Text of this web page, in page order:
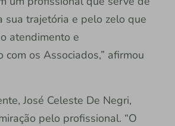
sua trajetória e pelo zelo que
atendimento e
com os Associados,” afirmou
José Celeste De Negri,
pelo profissional. “O